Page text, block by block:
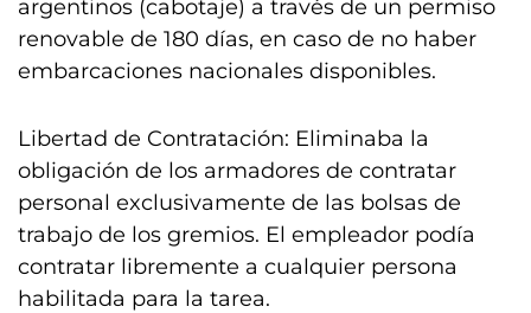
argentinos (cabotaje) a través de un permiso
renovable de 180 días, en caso de no haber
embarcaciones nacionales disponibles.
Libertad de Contratación: Eliminaba la
obligación de los armadores de contratar
personal exclusivamente de las bolsas de
trabajo de los gremios. El empleador podía
contratar libremente a cualquier persona
habilitada para la tarea.